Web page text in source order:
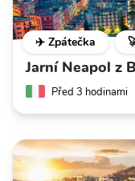
✈️ Zpátečka
Jarní Neapol z
Před 3 hodinami